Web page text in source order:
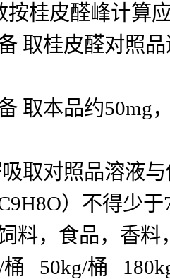
桂皮醛峰计算
取桂皮醛对照
取本品约50mg
取对照品溶液
）不得少于
料，食品，香料
桶 50kg/桶